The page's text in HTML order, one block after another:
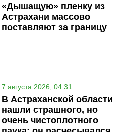
«Дышащую» пленку из
Астрахани массово
поставляют за границу
7 августа 2026, 04:31
В Астраханской области
нашли страшного, но
очень чистоплотного